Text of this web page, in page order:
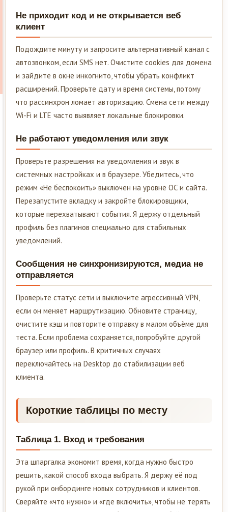
Не приходит код и не открывается веб
клиент
Подождите минуту и запросите альтернативный канал с
автозвонком, если SMS нет. Очистите cookies для домена
и зайдите в окне инкогнито, чтобы убрать конфликт
расширений. Проверьте дату и время системы, потому
что рассинхрон ломает авторизацию. Смена сети между
Wi-Fi и LTE часто выявляет локальные блокировки.
Не работают уведомления или звук
Проверьте разрешения на уведомления и звук в
системных настройках и в браузере. Убедитесь, что
режим «Не беспокоить» выключен на уровне ОС и сайта.
Перезапустите вкладку и закройте блокировщики,
которые перехватывают события. Я держу отдельный
профиль без плагинов специально для стабильных
уведомлений.
Сообщения не синхронизируются, медиа не
отправляется
Проверьте статус сети и выключите агрессивный VPN,
если он меняет маршрутизацию. Обновите страницу,
очистите кэш и повторите отправку в малом объёме для
теста. Если проблема сохраняется, попробуйте другой
браузер или профиль. В критичных случаях
переключайтесь на Desktop до стабилизации веб
клиента.
Короткие таблицы по месту
Таблица 1. Вход и требования
Эта шпаргалка экономит время, когда нужно быстро
решить, какой способ входа выбрать. Я держу её под
рукой при онбординге новых сотрудников и клиентов.
Сверяйте «что нужно» и «где включить», чтобы не терять